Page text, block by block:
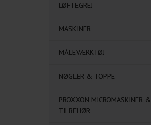
LØFTEGREJ
MASKINER
MÅLEVÆRKTØJ
NØGLER & TOPPE
PROXXON MICROMASKINER &
TILBEHØR